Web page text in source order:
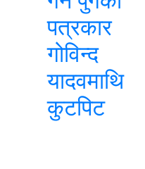
पत्रकार
गोविन्द
यादवमाथि
कुटपिट